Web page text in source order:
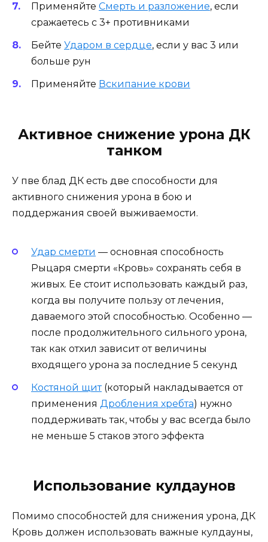
Применяйте Смерть и разложение, если
сражаетесь с 3+ противниками
Бейте Ударом в сердце, если у вас 3 или
больше рун
Применяйте Вскипание крови
Активное снижение урона ДК
танком
У пве блад ДК есть две способности для
активного снижения урона в бою и
поддержания своей выживаемости.
Удар смерти — основная способность
Рыцаря смерти «Кровь» сохранять себя в
живых. Ее стоит использовать каждый раз,
когда вы получите пользу от лечения,
даваемого этой способностью. Особенно —
после продолжительного сильного урона,
так как отхил зависит от величины
входящего урона за последние 5 секунд
Костяной щит(который накладывается от
применения Дробления хребта) нужно
поддерживать так, чтобы у вас всегда было
не меньше 5 стаков этого эффекта
Использование кулдаунов
Помимо способностей для снижения урона, ДК
Кровь должен использовать важные кулдауны,